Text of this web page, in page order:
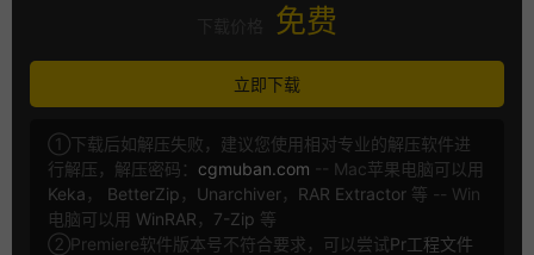
免费
立即下载
①下载后如解压失败，建议您使用相对专业的解压软件进
行解压，解压密码： cgmuban.com -- Mac苹果电脑可以用
Keka ， BetterZip ， Unarchiver， RAR Extractor 等 -- Win
电脑可以用 WinRAR ， 7-Zip 等
②Premiere软件版本号不符合要求，可以尝试Pr工程文件